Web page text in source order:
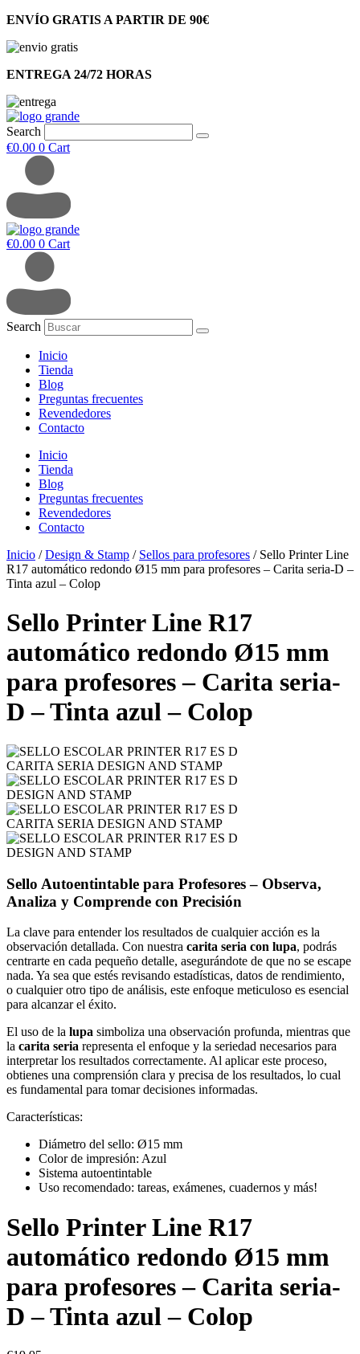
ENVÍO GRATIS A PARTIR DE 90€
ENTREGA 24/72 HORAS
Search
€0.00 0 Cart
€0.00 0 Cart
Search
Inicio
Tienda
Blog
Preguntas frecuentes
Revendedores
Contacto
Inicio
Tienda
Blog
Preguntas frecuentes
Revendedores
Contacto
Inicio /Design & Stamp / Sellos para profesores / Sello Printer Line
R17 automático redondo Ø15 mm para profesores – Carita seria-D –
Tinta azul – Colop
Sello Printer Line R17
automático redondo Ø15 mm
para profesores – Carita seria-
D – Tinta azul – Colop
Sello Autoentintable para Profesores – Observa,
Analiza y Comprende con Precisión
La clave para entender los resultados de cualquier acción es la
observación detallada. Con nuestra carita seria con lupa, podrás
centrarte en cada pequeño detalle, asegurándote de que no se escape
nada. Ya sea que estés revisando estadísticas, datos de rendimiento,
o cualquier otro tipo de análisis, este enfoque meticuloso es esencial
para alcanzar el éxito.
El uso de la lupa simboliza una observación profunda, mientras que
la carita seria representa el enfoque y la seriedad necesarios para
interpretar los resultados correctamente. Al aplicar este proceso,
obtienes una comprensión clara y precisa de los resultados, lo cual
es fundamental para tomar decisiones informadas.
Características:
Diámetro del sello: Ø15 mm
Color de impresión: Azul
Sistema autoentintable
Uso recomendado: tareas, exámenes, cuadernos y más!
Sello Printer Line R17
automático redondo Ø15 mm
para profesores – Carita seria-
D – Tinta azul – Colop